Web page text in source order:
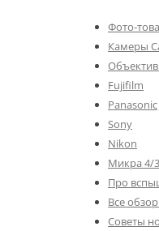
Фото-
Камеры
Fujifilm
Panasonic
Sony
Nikon
Микра 4/3
Про
Все
Советы